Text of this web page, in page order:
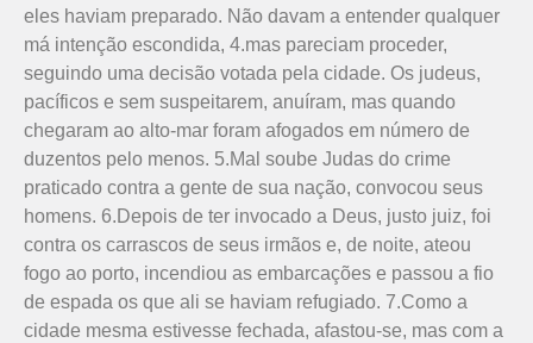
eles haviam preparado. Não davam a entender qualquer
má intenção escondida, 4.mas pareciam proceder,
seguindo uma decisão votada pela cidade. Os judeus,
pacíficos e sem suspeitarem, anuíram, mas quando
chegaram ao alto-mar foram afogados em número de
duzentos pelo menos. 5.Mal soube Judas do crime
praticado contra a gente de sua nação, convocou seus
homens. 6.Depois de ter invocado a Deus, justo juiz, foi
contra os carrascos de seus irmãos e, de noite, ateou
fogo ao porto, incendiou as embarcações e passou a fio
de espada os que ali se haviam refugiado. 7.Como a
cidade mesma estivesse fechada, afastou-se, mas com a